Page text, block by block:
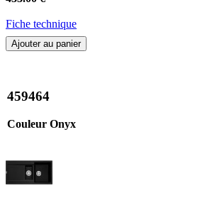
Fiche technique
Ajouter au panier
459464
Couleur Onyx